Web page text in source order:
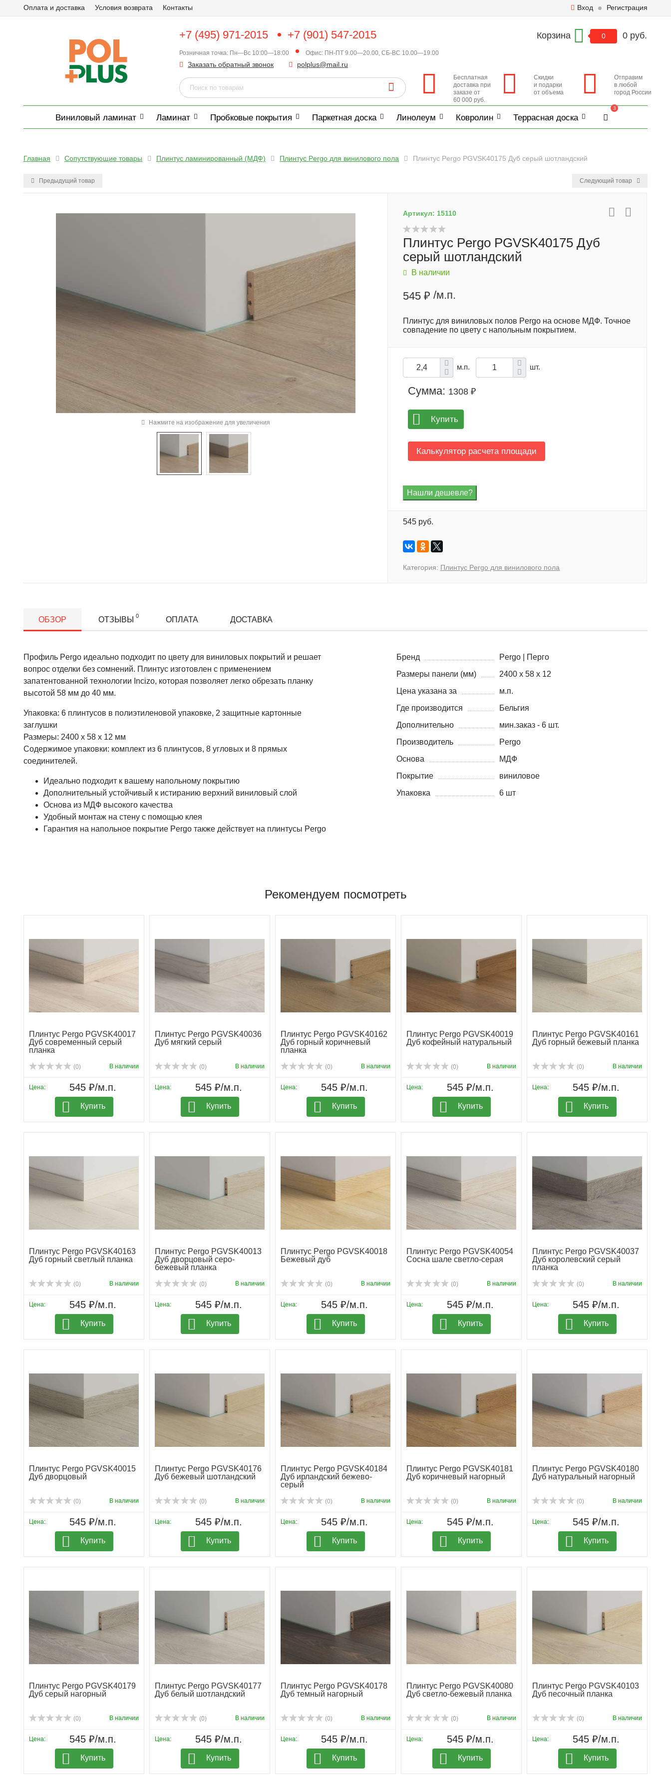
Оплата и доставка Условия возврата Контакты Вход Регистрация
+7 (495) 971-2015 +7 (901) 547-2015
Розничная точка: Пн—Вс 10:00—18:00 Офис: ПН-ПТ 9.00—20.00, СБ-ВС 10.00—19.00
Заказать обратный звонок polplus@mail.ru
Корзина 0 0 руб.
Бесплатная
доставка при
заказе от
60 000 руб.
Скидки
и подарки
от объема
Отправим
в любой
город России
Виниловый ламинат Ламинат Пробковые покрытия Паркетная доска Линолеум Ковролин Террасная доска
3
Главная Сопутствующие товары Плинтус ламинированный (МДФ) Плинтус Pergo для винилового пола Плинтус Pergo PGVSK40175 Дуб серый шотландский
Предыдущий товар Следующий товар
Нажмите на изображение для увеличения
Артикул: 15110
Плинтус Pergo PGVSK40175 Дуб
серый шотландский
В наличии
545 ₽ /м.п.
Плинтус для виниловых полов Pergo на основе МДФ. Точное
совпадение по цвету с напольным покрытием.
м.п. шт.
Сумма: 1308 ₽
Купить
Калькулятор расчета площади
545 руб.
Категория: Плинтус Pergo для винилового пола
ОБЗОР ОТЗЫВЫ 0 ОПЛАТА ДОСТАВКА
Профиль Pergo идеально подходит по цвету для виниловых покрытий и решает
вопрос отделки без сомнений. Плинтус изготовлен с применением
запатентованной технологии Incizo, которая позволяет легко обрезать планку
высотой 58 мм до 40 мм.
Упаковка: 6 плинтусов в полиэтиленовой упаковке, 2 защитные картонные
заглушки
Размеры: 2400 x 58 x 12 мм
Содержимое упаковки: комплект из 6 плинтусов, 8 угловых и 8 прямых
соединителей.
Идеально подходит к вашему напольному покрытию
Дополнительный устойчивый к истиранию верхний виниловый слой
Основа из МДФ высокого качества
Удобный монтаж на стену с помощью клея
Гарантия на напольное покрытие Pergo также действует на плинтусы Pergo
Бренд
Pergo | Перго
Размеры панели (мм)
2400 x 58 x 12
Цена указана за
м.п.
Где производится
Бельгия
Дополнительно
мин.заказ - 6 шт.
Производитель
Pergo
Основа
МДФ
Покрытие
виниловое
Упаковка
6 шт
Рекомендуем посмотреть
Плинтус Pergo PGVSK40017
Дуб современный серый
планка
(0) В наличии
Цена: 545 ₽/м.п.
Купить
Плинтус Pergo PGVSK40036
Дуб мягкий серый
(0) В наличии
Цена: 545 ₽/м.п.
Купить
Плинтус Pergo PGVSK40162
Дуб горный коричневый
планка
(0) В наличии
Цена: 545 ₽/м.п.
Купить
Плинтус Pergo PGVSK40019
Дуб кофейный натуральный
(0) В наличии
Цена: 545 ₽/м.п.
Купить
Плинтус Pergo PGVSK40161
Дуб горный бежевый планка
(0) В наличии
Цена: 545 ₽/м.п.
Купить
Плинтус Pergo PGVSK40163
Дуб горный светлый планка
(0) В наличии
Цена: 545 ₽/м.п.
Купить
Плинтус Pergo PGVSK40013
Дуб дворцовый серо-
бежевый планка
(0) В наличии
Цена: 545 ₽/м.п.
Купить
Плинтус Pergo PGVSK40018
Бежевый дуб
(0) В наличии
Цена: 545 ₽/м.п.
Купить
Плинтус Pergo PGVSK40054
Сосна шале светло-серая
(0) В наличии
Цена: 545 ₽/м.п.
Купить
Плинтус Pergo PGVSK40037
Дуб королевский серый
планка
(0) В наличии
Цена: 545 ₽/м.п.
Купить
Плинтус Pergo PGVSK40015
Дуб дворцовый
(0) В наличии
Цена: 545 ₽/м.п.
Купить
Плинтус Pergo PGVSK40176
Дуб бежевый шотландский
(0) В наличии
Цена: 545 ₽/м.п.
Купить
Плинтус Pergo PGVSK40184
Дуб ирландский бежево-
серый
(0) В наличии
Цена: 545 ₽/м.п.
Купить
Плинтус Pergo PGVSK40181
Дуб коричневый нагорный
(0) В наличии
Цена: 545 ₽/м.п.
Купить
Плинтус Pergo PGVSK40180
Дуб натуральный нагорный
(0) В наличии
Цена: 545 ₽/м.п.
Купить
Плинтус Pergo PGVSK40179
Дуб серый нагорный
(0) В наличии
Цена: 545 ₽/м.п.
Купить
Плинтус Pergo PGVSK40177
Дуб белый шотландский
(0) В наличии
Цена: 545 ₽/м.п.
Купить
Плинтус Pergo PGVSK40178
Дуб темный нагорный
(0) В наличии
Цена: 545 ₽/м.п.
Купить
Плинтус Pergo PGVSK40080
Дуб светло-бежевый планка
(0) В наличии
Цена: 545 ₽/м.п.
Купить
Плинтус Pergo PGVSK40103
Дуб песочный планка
(0) В наличии
Цена: 545 ₽/м.п.
Купить